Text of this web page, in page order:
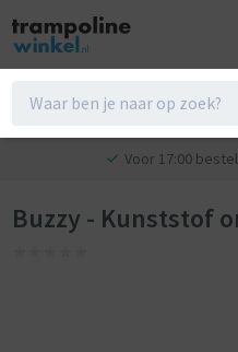
Voor 17:00
Buzzy - Kunststof